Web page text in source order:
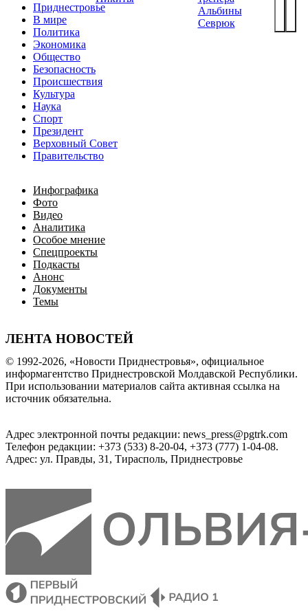
Приднестровье
В мире
Политика
Экономика
Общество
Безопасность
Происшествия
Культура
Наука
Спорт
Президент
Верховный Совет
Правительство
Инфографика
Фото
Видео
Аналитика
Особое мнение
Спецпроекты
Подкасты
Анонс
Документы
Темы
ЛЕНТА НОВОСТЕЙ
Альбины
Севрюк
© 1992-2026, «Новости Приднестровья», официальное
информагентство Приднестровской Молдавской Республики.
При использовании материалов сайта активная ссылка на
источник обязательна.
Адрес электронной почты редакции: news_press@pgtrk.com
Телефон редакции: +373 (533) 8-20-04, +373 (777) 1-04-08.
Адрес: ул. Правды, 31, Тирасполь, Приднестровье